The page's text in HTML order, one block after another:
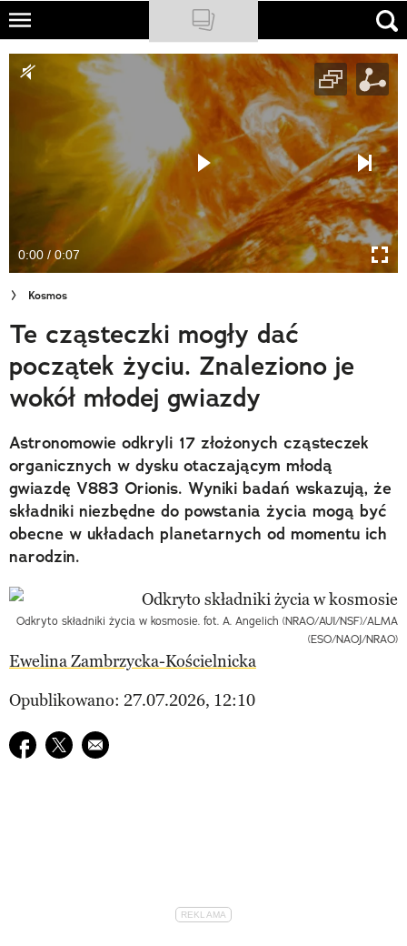
Skip
main
NATIONAL GEOGRAPHIC
PODCASTY
Cuda Polski
Wielki Konkurs Fotograficzny
Trendbook Podróżniczy
Polecane
0:00 / 0:07
Kosmos
Te cząsteczki mogły dać
początek życiu. Znaleziono je
wokół młodej gwiazdy
Astronomowie odkryli 17 złożonych cząsteczek
organicznych w dysku otaczającym młodą
gwiazdę V883 Orionis. Wyniki badań wskazują, że
składniki niezbędne do powstania życia mogą być
obecne w układach planetarnych od momentu ich
narodzin.
Odkryto składniki życia w kosmosie. fot. A. Angelich (NRAO/AUI/NSF)/ALMA
(ESO/NAOJ/NRAO)
Ewelina Zambrzycka-Kościelnicka
Opublikowano: 27.07.2026, 12:10
Udostępnij na facebook
Udostępnij na twitter
E-mail do przyjaciela